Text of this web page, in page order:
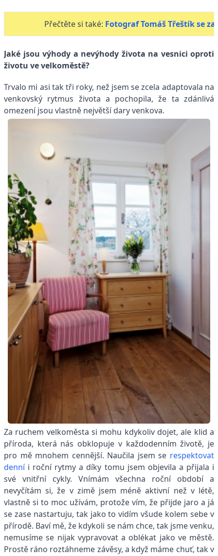
Přečtěte si také: Fotograf Tomáš Třeštík se
Jaké jsou výhody a nevýhody života na vesnici oproti
životu ve velkoměstě?
Trvalo mi asi tak tři roky, než jsem se zcela adaptovala na
venkovský rytmus života a pochopila, že ta zdánlivá
omezení jsou vlastně největší dary venkova.
Za ruchem velkoměsta si mohu kdykoliv dojet, ale klid a
příroda, která nás obklopuje v každodenním životě, je
pro mě mnohem cennější. Naučila jsem se respektovat
denníi roční rytmy a díky tomu jsem objevila a přijala i
své vnitřní cykly. Vnímám všechna roční období a
nevyčítám si, že v zimě jsem méně aktivní než v létě,
vlastně si to moc užívám, protože vím, že přijde jaro a já
se zase nastartuju, tak jako to vidím všude kolem sebe v
přírodě. Baví mě, že kdykoli se nám chce, tak jsme venku,
nemusíme se nijak vypravovat a oblékat jako ve městě.
Prostě ráno roztáhneme závěsy, a když máme chuť, tak v